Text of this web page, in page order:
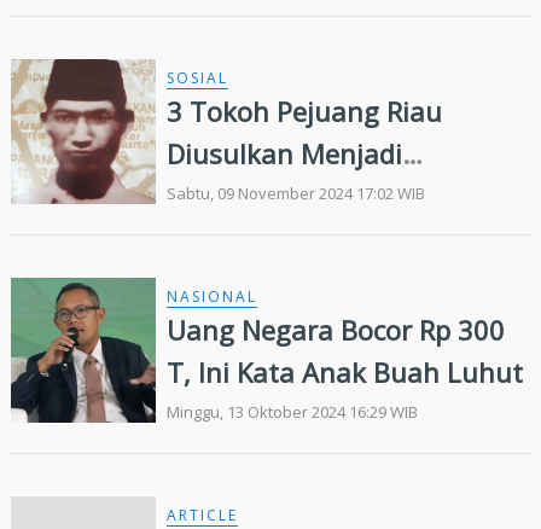
Keuangan RAPBD Tahun
SOSIAL
3 Tokoh Pejuang Riau
Diusulkan Menjadi
Pahlawan Nasional
Sabtu, 09 November 2024 17:02 WIB
NASIONAL
Uang Negara Bocor Rp 300
T, Ini Kata Anak Buah Luhut
Minggu, 13 Oktober 2024 16:29 WIB
ARTICLE